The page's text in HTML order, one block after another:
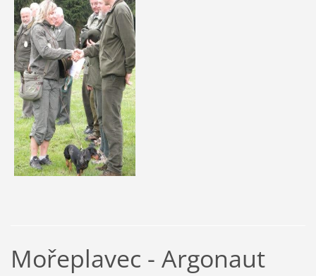
Mořeplavec - Argonaut